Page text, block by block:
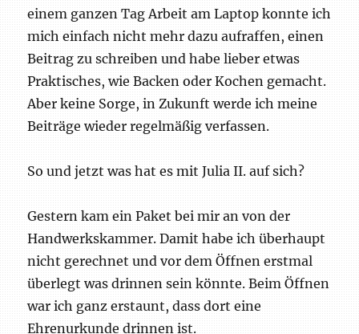
einem ganzen Tag Arbeit am Laptop konnte ich
mich einfach nicht mehr dazu aufraffen, einen
Beitrag zu schreiben und habe lieber etwas
Praktisches, wie Backen oder Kochen gemacht.
Aber keine Sorge, in Zukunft werde ich meine
Beiträge wieder regelmäßig verfassen.
So und jetzt was hat es mit Julia II. auf sich?
Gestern kam ein Paket bei mir an von der
Handwerkskammer. Damit habe ich überhaupt
nicht gerechnet und vor dem Öffnen erstmal
überlegt was drinnen sein könnte. Beim Öffnen
war ich ganz erstaunt, dass dort eine
Ehrenurkunde drinnen ist.